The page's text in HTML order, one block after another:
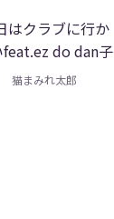
はクラブに行か
feat.ez do dan子
猫まみれ太郎